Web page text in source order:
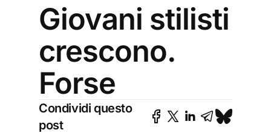
Giovani stilisti
crescono.
Forse
Condividi questo
post